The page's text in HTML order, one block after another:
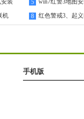
装 5 win7红警3地图
机 8
红色警戒3、起
手机版